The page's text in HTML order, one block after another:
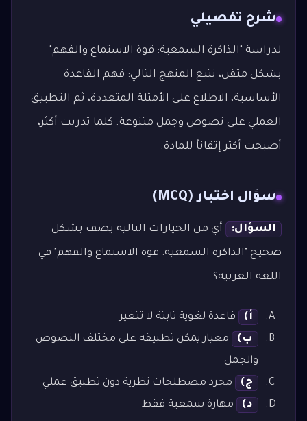
شرح تفصيلي
لدراسة "الذاكرة السمعية: قوة الاستماع والفهم"
بشكل متقن، نتبع المنهج التالي: فهم القاعدة
الأساسية، الاطلاع على الأمثلة المتعددة، ثم التطبيق
العملي على نصوص وجمل متنوعة. كلما تدربت أكثر،
أصبحت أكثر إتقاناً للمادة.
سؤال اختبار (MCQ)
السؤال: أي من الخيارات التالية يصف بشكل
صحيح "الذاكرة السمعية: قوة الاستماع والفهم" في
اللغة العربية؟
أ)
قاعدة لغوية ثابتة لا تتغير
ب)
معيار يمكن تطبيقه على مختلف النصوص
والجمل
ج)
مجرد مصطلحات نظرية دون تطبيق عملي
د)
مهارة سمعية فقط